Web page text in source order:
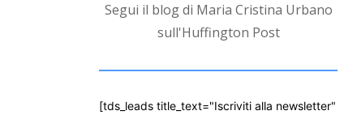
Segui il blog di Maria Cristina Urbano
sull'Huffington Post
[tds_leads title_text="Iscriviti alla newsletter"